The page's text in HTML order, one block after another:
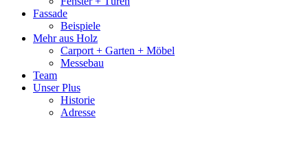
Fassade
Beispiele
Mehr aus Holz
Carport + Garten + Möbel
Messebau
Team
Unser Plus
Historie
Adresse